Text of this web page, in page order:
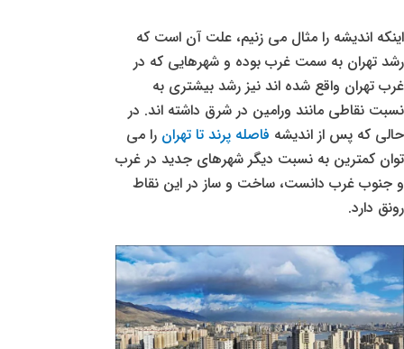
اینکه اندیشه را مثال می زنیم، علت آن است که
رشد تهران به سمت غرب بوده و شهرهایی که در
غرب تهران واقع شده اند نیز رشد بیشتری به
نسبت نقاطی مانند ورامین در شرق داشته اند. در
حالی که پس از اندیشه فاصله پرند تا تهران را می
توان کمترین به نسبت دیگر شهرهای جدید در غرب
و جنوب غرب دانست، ساخت و ساز در این نقاط
رونق دارد.